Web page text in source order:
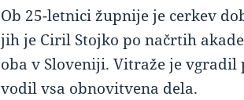
Ob 25-letnici župnije je cerkev
jih je Ciril Stojko po načrtih
oba v Sloveniji. Vitraže je
vodil vsa obnovitvena dela.